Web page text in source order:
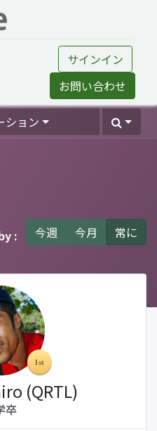
サインイン
お問い合わせ
ション
: 今週 今月 常に
(QRTL)
卒